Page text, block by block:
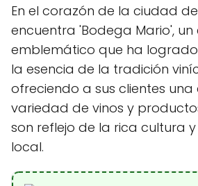
En el corazón de la ciudad
encuentra 'Bodega Mario',
emblemático que ha
la esencia de la tradición
ofreciendo a sus clientes
variedad de vinos y
son reflejo de la rica cultura
local.